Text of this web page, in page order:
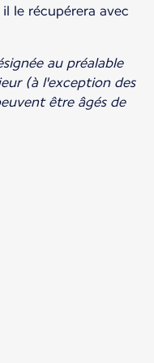
le récupérera avec
au préalable
(à l'exception des
être âgés de